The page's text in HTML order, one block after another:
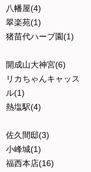
八幡屋(4)
翠楽苑(1)
猪苗代ハーブ園(1)
開成山大神宮(6)
リカちゃんキャッス
ル(1)
熱塩駅(4)
佐久間邸(3)
小峰城(1)
福西本店(16)